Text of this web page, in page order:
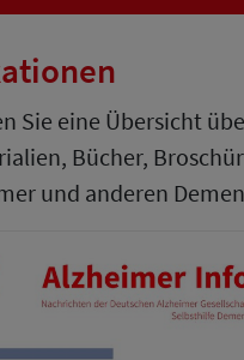
Sie eine Übersicht
Bücher,
und anderen